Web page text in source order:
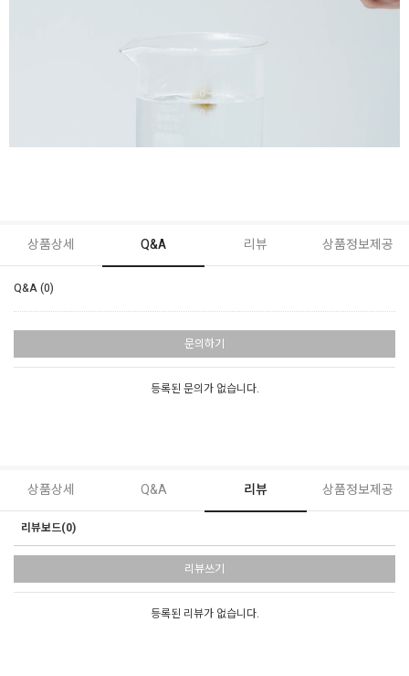
상품상세 Q&A 리뷰 상품정보제공
Q&A (0)
문의하기
등록된 문의가 없습니다.
상품상세 Q&A 리뷰 상품정보제공
리뷰보드(0)
리뷰쓰기
등록된 리뷰가 없습니다.